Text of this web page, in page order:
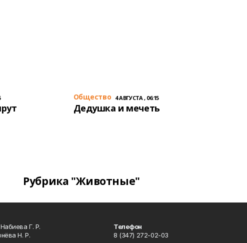
Общество 4 АВГУСТА , 06:15
Дедушка и мечеть
Рубрика "Животные"
Г. Р.
Н. Р.
Телефон
8 (347) 272-02-03